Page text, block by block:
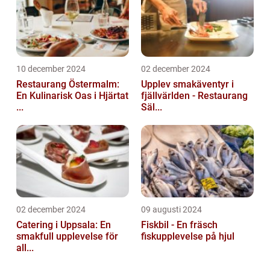
10 december 2024
Restaurang Östermalm:
En Kulinarisk Oas i Hjärtat
...
02 december 2024
Upplev smakäventyr i
fjällvärlden - Restaurang
Säl...
02 december 2024
Catering i Uppsala: En
smakfull upplevelse för
all...
09 augusti 2024
Fiskbil - En fräsch
fiskupplevelse på hjul